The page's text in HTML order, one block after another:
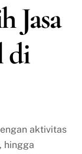
Jasa
di
aktivitas
hingga